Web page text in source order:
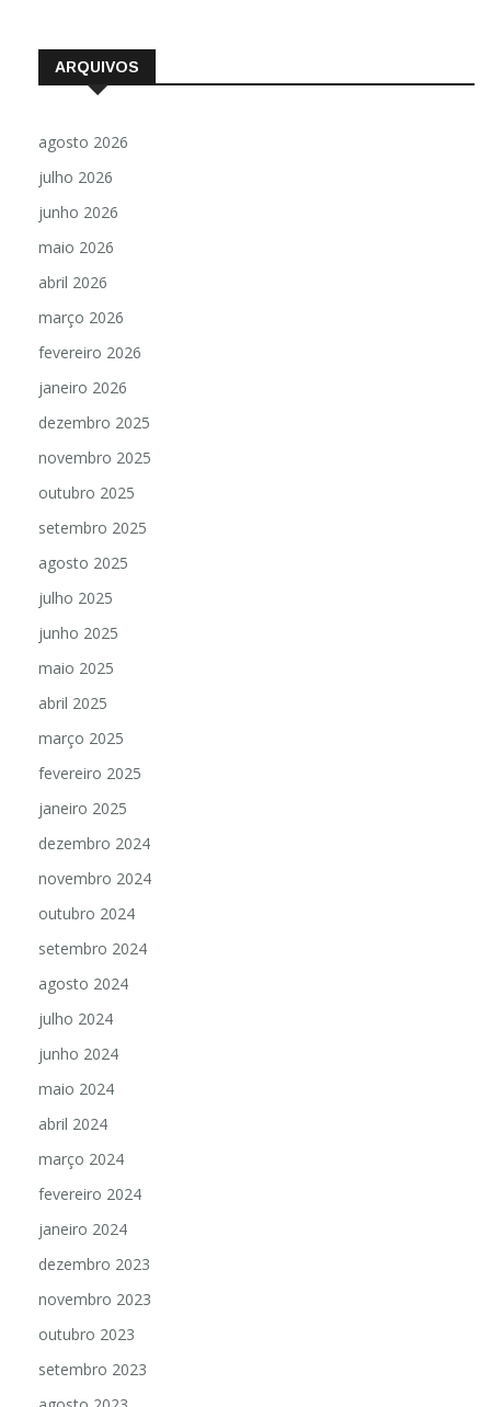
ARQUIVOS
agosto 2026
julho 2026
junho 2026
maio 2026
abril 2026
março 2026
fevereiro 2026
janeiro 2026
dezembro 2025
novembro 2025
outubro 2025
setembro 2025
agosto 2025
julho 2025
junho 2025
maio 2025
abril 2025
março 2025
fevereiro 2025
janeiro 2025
dezembro 2024
novembro 2024
outubro 2024
setembro 2024
agosto 2024
julho 2024
junho 2024
maio 2024
abril 2024
março 2024
fevereiro 2024
janeiro 2024
dezembro 2023
novembro 2023
outubro 2023
setembro 2023